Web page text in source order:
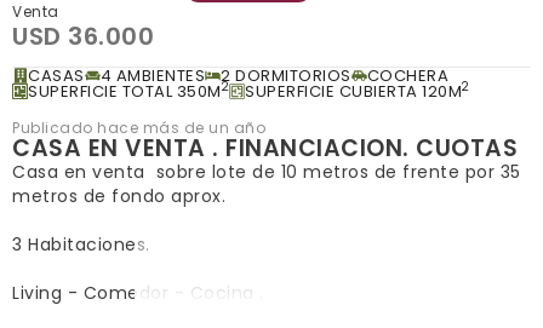
Venta
USD 36.000
CASAS 4 AMBIENTES 2 DORMITORIOS COCHERA
SUPERFICIE TOTAL 350M2 SUPERFICIE CUBIERTA 120M2
Publicado hace más de un año
CASA EN VENTA . FINANCIACION. CUOTAS
Casa en venta sobre lote de 10 metros de frente por 35
metros de fondo aprox.
3 Habitaciones.
Living - Comedor - Cocina .